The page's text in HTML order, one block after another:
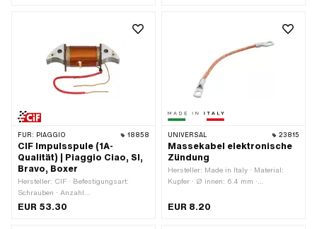
FÜR: PIAGGIO 18858
CIF Impulsspule (1A-
Qualität) | Piaggio Ciao, SI,
Bravo, Boxer
Hersteller: CIF · Befestigungsart:
Schrauben · Anzahl
Befestigungspunkte: 2 Stk. ·
EUR 53.30
UNIVERSAL 23815
Massekabel elektronische
Zündung
Hersteller: Made in Italy · Material:
Kupfer · Ø innen: 6.4 mm ·
Befestigungspunkte: 2 Stk.
EUR 8.20